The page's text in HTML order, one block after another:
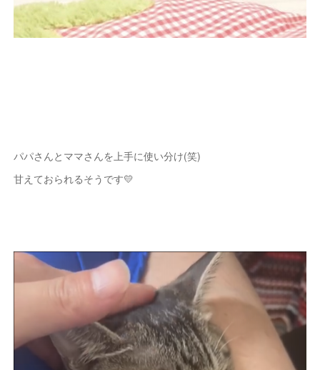
パパさんとママさんを上手に使い分け(笑)
甘えておられるそうです💛